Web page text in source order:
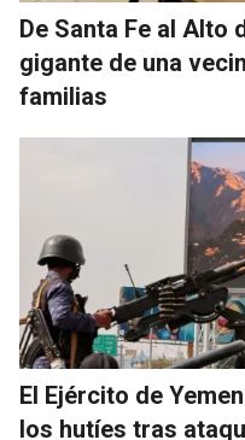
De Santa Fe al Alto
gigante de una
familias
El Ejército de
los hutíes tras